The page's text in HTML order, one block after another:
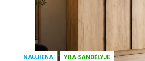
NAUJIENA YRA SANDĖLYJE